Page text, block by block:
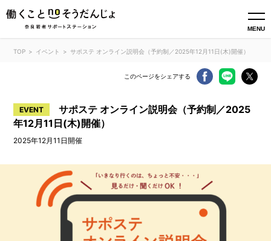
MENU
TOP イベント サポステ オンライン説明会（予約制／2025年12月11日(木)開催）
このページをシェアする
EVENT
サポステ オンライン説明会（予約制／2025
年12月11日(木)開催）
2025年12月11日開催